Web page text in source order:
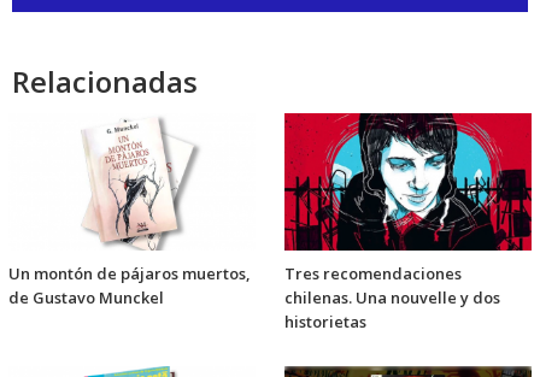
audio
Relacionadas
Un montón de pájaros muertos,
de Gustavo Munckel
Tres recomendaciones
chilenas. Una nouvelle y dos
historietas